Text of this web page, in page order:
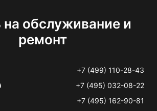
на обслуживание и
ремонт
+7 (499) 110-28-43
+7 (495) 032-08-22
+7 (495) 162-90-81